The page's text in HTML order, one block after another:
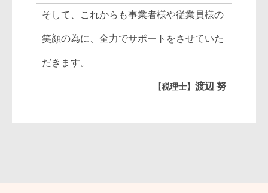
そして、これからも事業者様や従業員様の
笑顔の為に、全力でサポートをさせていた
だきます。
税理士 渡辺 努